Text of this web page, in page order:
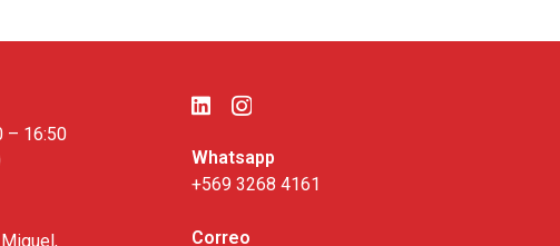
– 16:50
Whatsapp
+569 3268 4161
Correo